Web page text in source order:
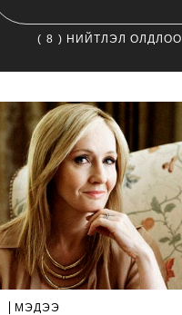
( 8 ) НИЙТЛЭЛ ОЛДЛОО
МЭДЭЭ